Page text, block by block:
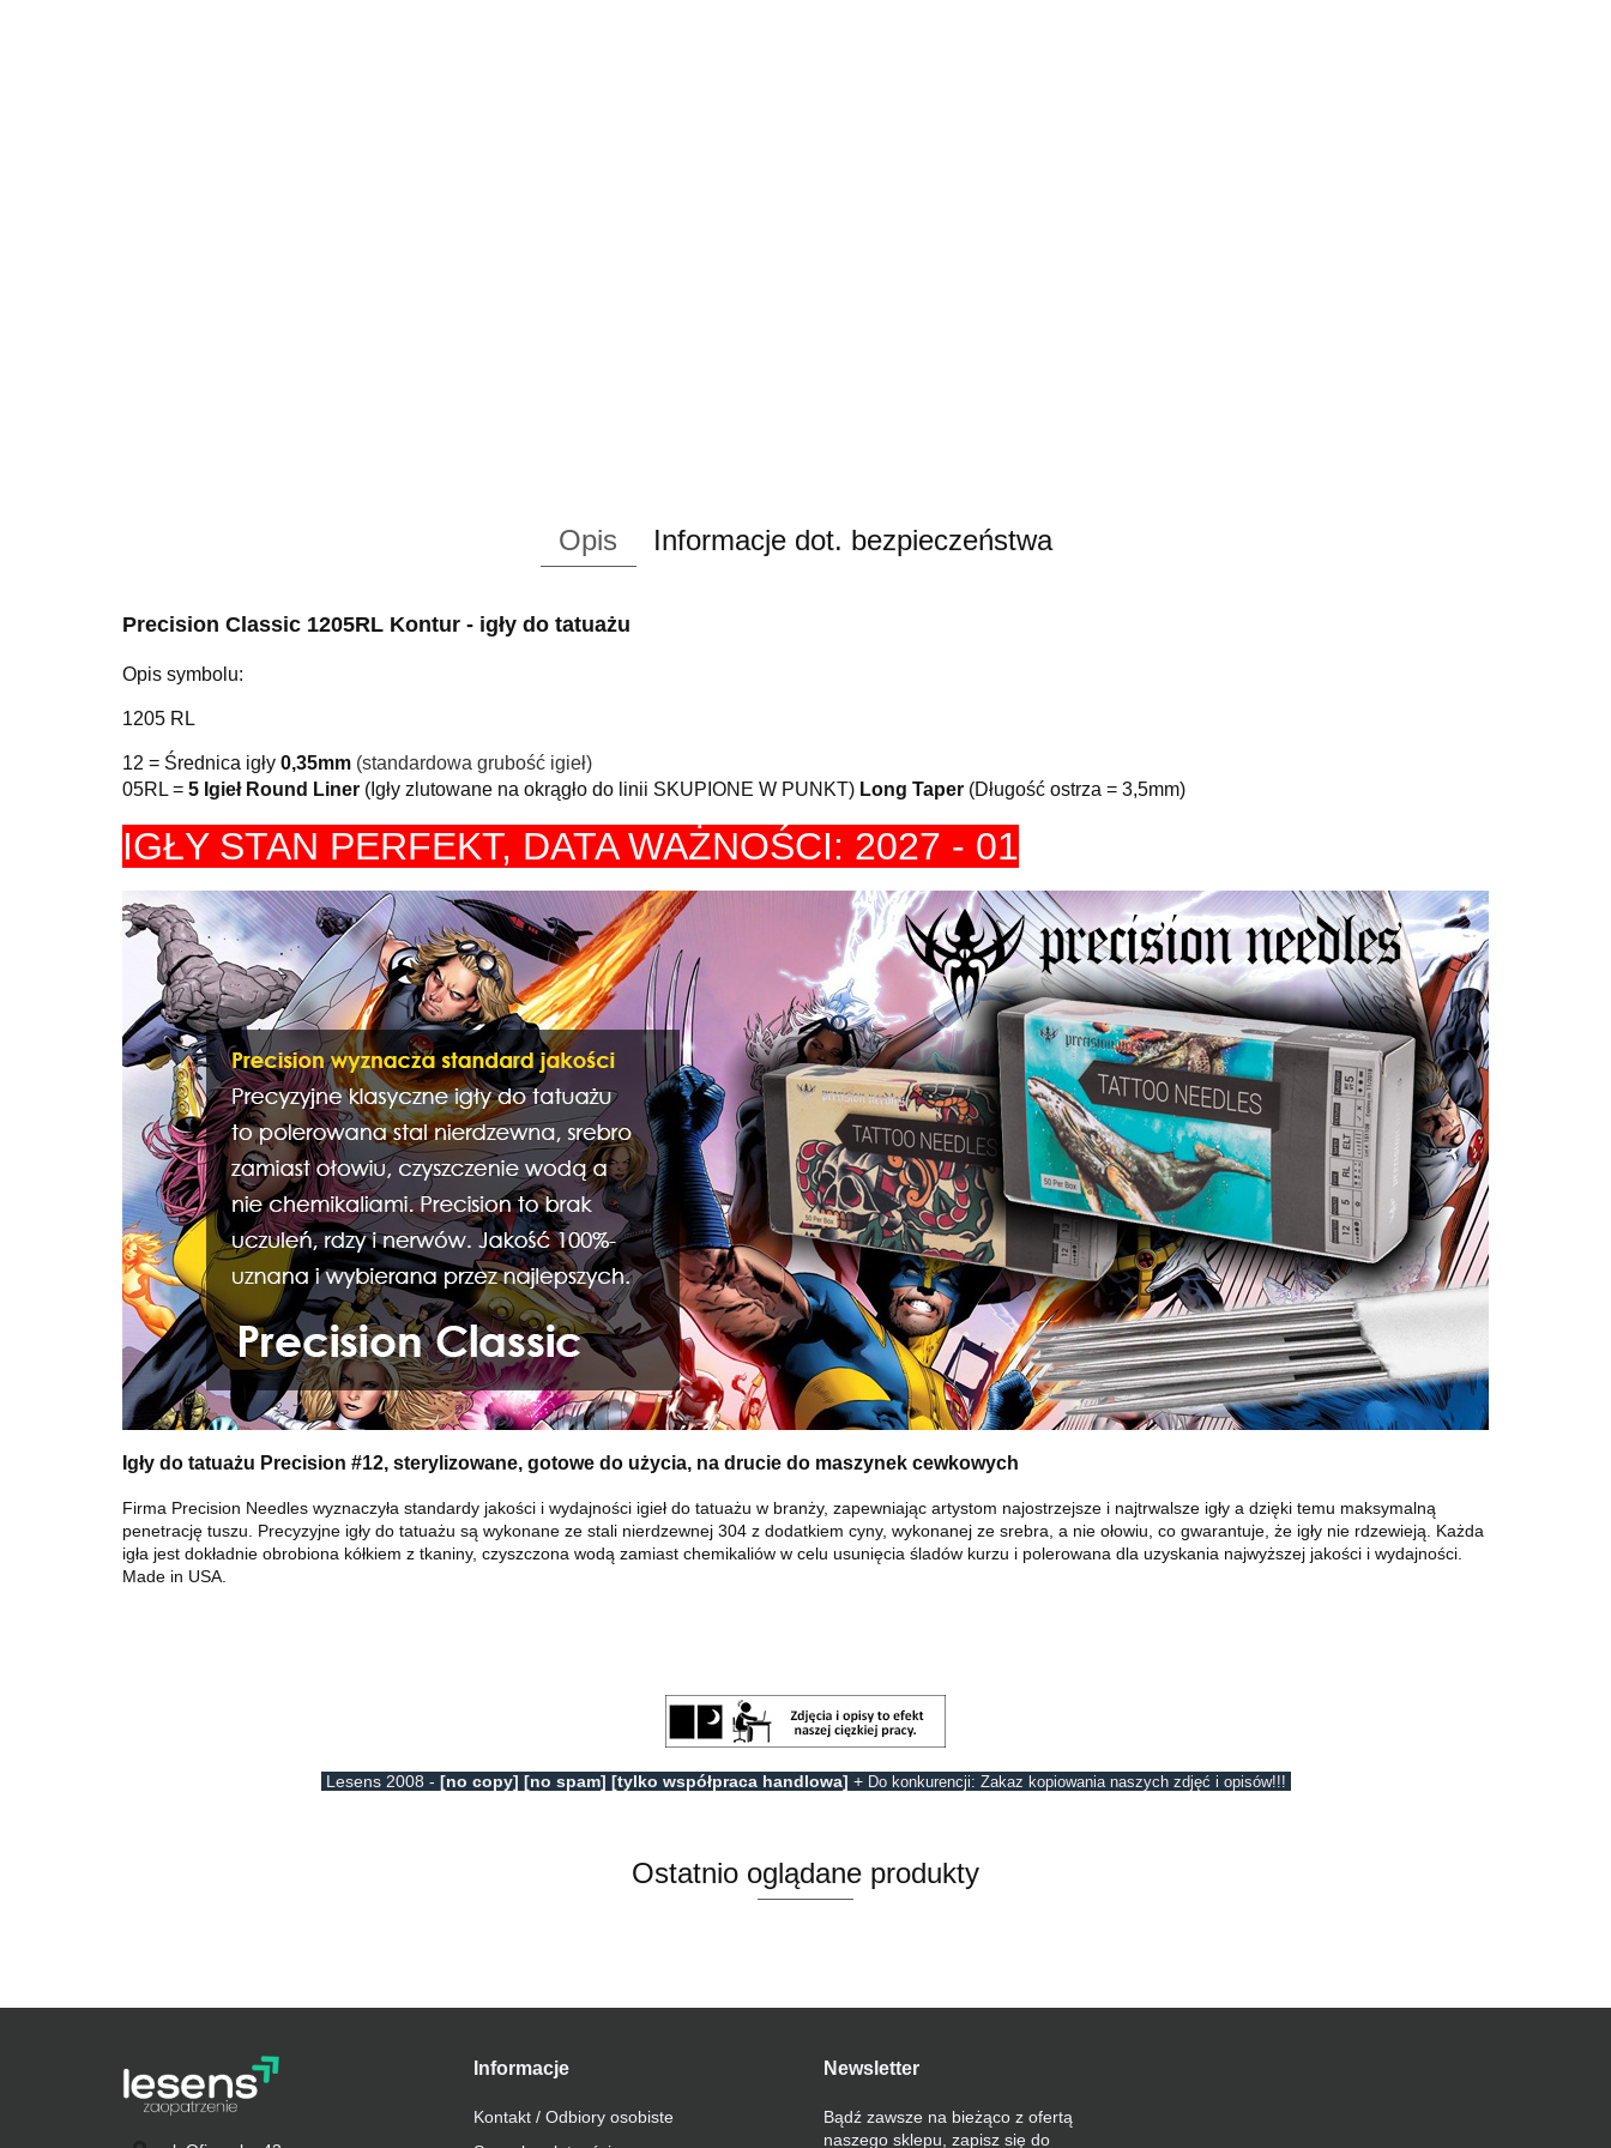
Opis Informacje dot. bezpieczeństwa
Precision Classic 1205RL Kontur - igły do tatuażu
Opis symbolu:
1205 RL
12 = Średnica igły 0,35mm (standardowa grubość igieł)
05RL = 5 Igieł Round Liner (Igły zlutowane na okrągło do linii SKUPIONE W PUNKT) Long Taper (Długość ostrza = 3,5mm)
IGŁY STAN PERFEKT, DATA WAŻNOŚCI: 2027 - 01
Igły do ​​tatuażu Precision #12, sterylizowane, gotowe do użycia, na drucie do maszynek cewkowych
Firma Precision Needles wyznaczyła standardy jakości i wydajności igieł do tatuażu w branży, zapewniając artystom najostrzejsze i najtrwalsze igły a dzięki temu maksymalną
penetrację tuszu. Precyzyjne igły do ​​tatuażu są wykonane ze stali nierdzewnej 304 z dodatkiem cyny, wykonanej ze srebra, a nie ołowiu, co gwarantuje, że igły nie rdzewieją. Każda
igła jest dokładnie obrobiona kółkiem z tkaniny, czyszczona wodą zamiast chemikaliów w celu usunięcia śladów kurzu i polerowana dla uzyskania najwyższej jakości i wydajności.
Made in USA.
Lesens 2008 - [no copy] [no spam] [tylko współpraca handlowa] + Do konkurencji: Zakaz kopiowania naszych zdjęć i opisów!!!
Ostatnio oglądane produkty
Informacje
Kontakt / Odbiory osobiste
Newsletter
Bądź zawsze na bieżąco z ofertą
naszego sklepu, zapisz się do